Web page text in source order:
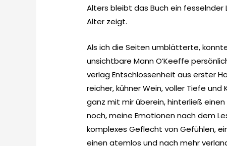
Alters bleibt das Buch ein
Alter zeigt.
Als ich die Seiten umblätterte,
unsichtbare Mann O’Keeffe
verlag Entschlossenheit aus erster
reicher, kühner Wein, voller Tiefe
ganz mit mir überein, hinterließ
noch, meine Emotionen nach dem
komplexes Geflecht von Gefühlen,
einen atemlos und nach mehr